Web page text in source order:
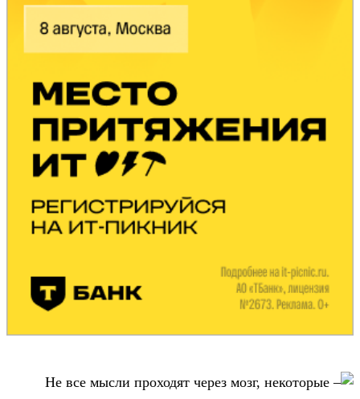
Не все мысли проходят через мозг, некоторые –